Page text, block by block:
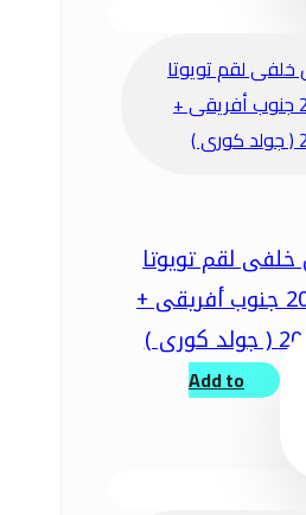
خلفى لقم تويوتا
كورولا 2009 جنوب أفريقى +
Add to